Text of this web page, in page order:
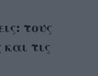
τους
τις